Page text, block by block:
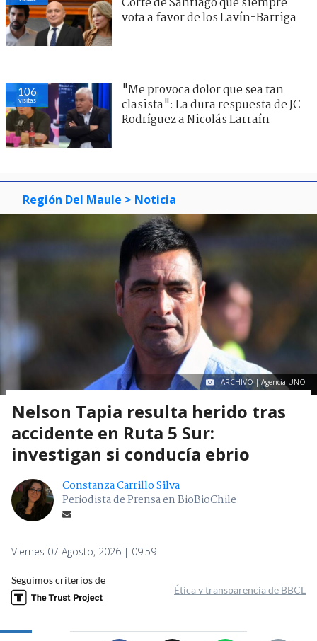
vota a favor de los Lavín-Barriga
106
visitas
"Me provoca dolor que sea tan
clasista": La dura respuesta de JC
Rodríguez a Nicolás Larraín
Región Del Maule > Noticia
ARCHIVO | Agencia UNO
Nelson Tapia resulta herido tras
accidente en Ruta 5 Sur:
investigan si conducía ebrio
Constanza Carrillo Silva
Periodista de Prensa en BioBioChile
Viernes 07 Agosto, 2026 | 09:59
Seguimos criterios de
Ética y transparencia de BBCL